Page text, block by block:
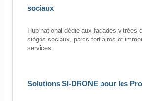
sociaux
Hub national dédié aux façades vitrées
sièges sociaux, parcs tertiaires et
services.
Solutions SI-DRONE pour les